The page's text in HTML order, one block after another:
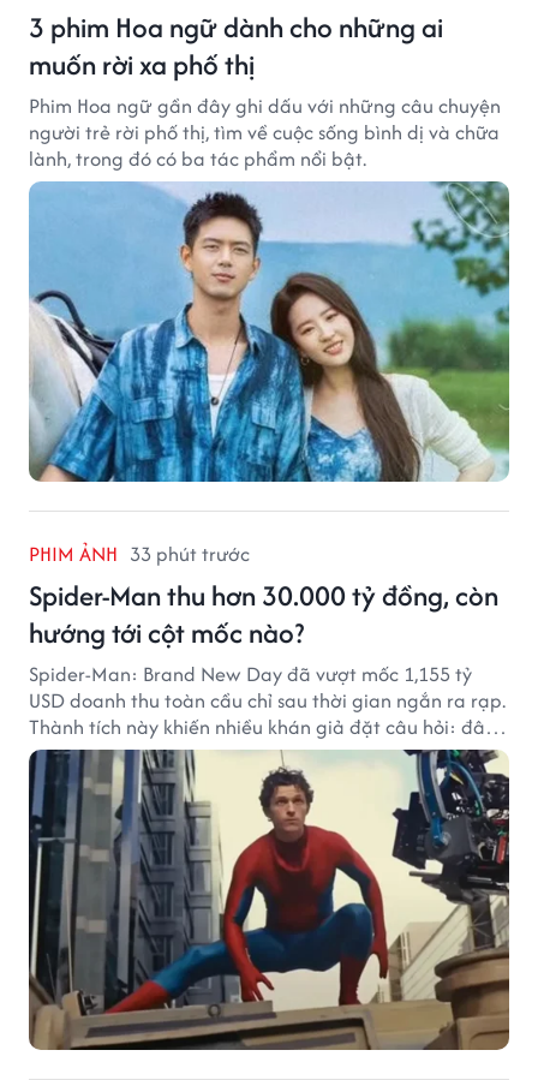
3 phim Hoa ngữ dành cho những ai
muốn rời xa phố thị
Phim Hoa ngữ gần đây ghi dấu với những câu chuyện
người trẻ rời phố thị, tìm về cuộc sống bình dị và chữa
lành, trong đó có ba tác phẩm nổi bật.
PHIM ẢNH 33 phút trước
Spider-Man thu hơn 30.000 tỷ đồng, còn
hướng tới cột mốc nào?
Spider-Man: Brand New Day đã vượt mốc 1,155 tỷ
USD doanh thu toàn cầu chỉ sau thời gian ngắn ra rạp.
Thành tích này khiến nhiều khán giả đặt câu hỏi: đâu
sẽ là cột mốc tiếp theo của Người Nhện?